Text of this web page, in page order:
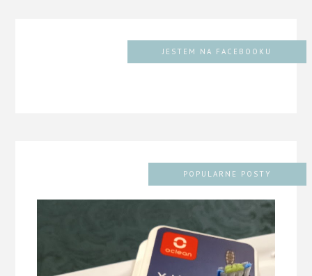
JESTEM NA FACEBOOKU
POPULARNE POSTY